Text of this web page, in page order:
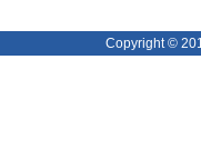
Copyright ©